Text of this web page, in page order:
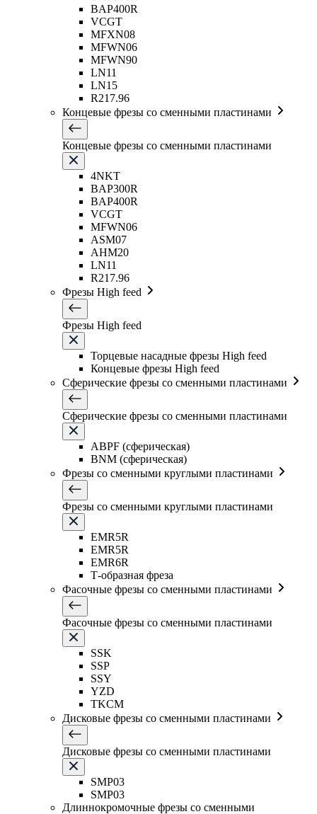
BAP400R
VCGT
MFXN08
MFWN06
MFWN90
LN11
LN15
R217.96
Концевые фрезы со сменными пластинами
Концевые фрезы со сменными пластинами
4NKT
BAP300R
BAP400R
VCGT
MFWN06
ASM07
AHM20
LN11
R217.96
Фрезы High feed
Фрезы High feed
Торцевые насадные фрезы High feed
Концевые фрезы High feed
Сферические фрезы со сменными пластинами
Сферические фрезы со сменными пластинами
ABPF (сферическая)
BNM (сферическая)
Фрезы со сменными круглыми пластинами
Фрезы со сменными круглыми пластинами
EMR5R
EMR5R
EMR6R
Т-образная фреза
Фасочные фрезы со сменными пластинами
Фасочные фрезы со сменными пластинами
SSK
SSP
SSY
YZD
TKCM
Дисковые фрезы со сменными пластинами
Дисковые фрезы со сменными пластинами
SMP03
SMP03
Длиннокромочные фрезы со сменными